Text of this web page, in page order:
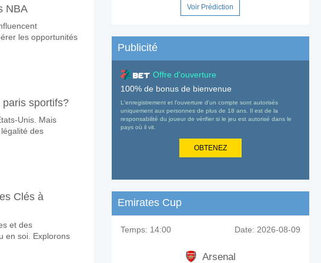
v Ludogorets II?
Burgas v Ludogorets II?
v Ludogorets II?
de 12%.
NBA
les opportunités
sportifs?
Unis. Mais
des
Clés à
et des
en soi. Explorons
Voir Prédiction
Publicité
Offre d'ouverture
100% de bonus de bienvenue
L'enregistrement et l'ouverture d'un compte sont autorisés
uniquement aux personnes de plus de 18 ans. Il est de la
responsabilité du joueur de vérifier si le jeu est autorisé dans le
pays où il vit.
OBTENEZ
Emirates Cup
Temps: 14:00 Date: 2026-08-09
Arsenal